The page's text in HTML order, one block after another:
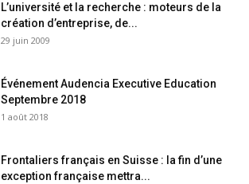
L’université et la recherche : moteurs de la
création d’entreprise, de...
29 juin 2009
Événement Audencia Executive Education
Septembre 2018
1 août 2018
Frontaliers français en Suisse : la fin d’une
exception française mettra...